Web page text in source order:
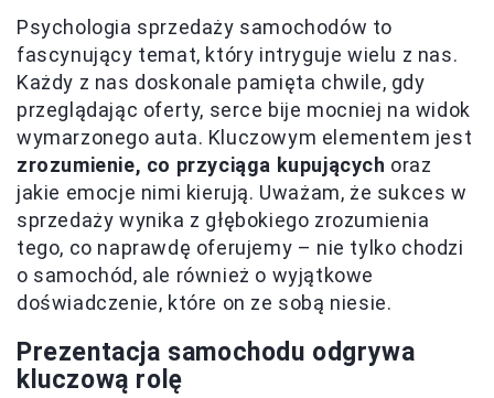
Psychologia sprzedaży samochodów to
fascynujący temat, który intryguje wielu z nas.
Każdy z nas doskonale pamięta chwile, gdy
przeglądając oferty, serce bije mocniej na widok
wymarzonego auta. Kluczowym elementem jest
zrozumienie, co przyciąga kupujących oraz
jakie emocje nimi kierują. Uważam, że sukces w
sprzedaży wynika z głębokiego zrozumienia
tego, co naprawdę oferujemy – nie tylko chodzi
o samochód, ale również o wyjątkowe
doświadczenie, które on ze sobą niesie.
Prezentacja samochodu odgrywa
kluczową rolę